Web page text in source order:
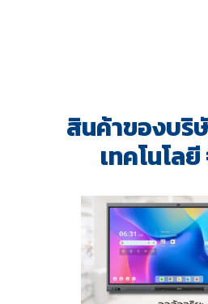
สินค้าของบริ
เทคโนโล